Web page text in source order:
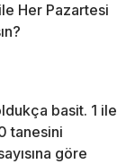
Her Pazartesi
basit. 1 ile
tanesini
göre